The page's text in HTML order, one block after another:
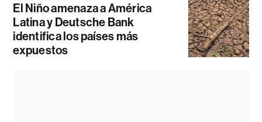
El Niño amenaza a América
Latina y Deutsche Bank
identifica los países más
expuestos